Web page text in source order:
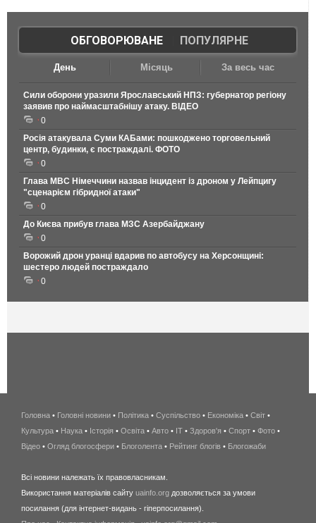
ОБГОВОРЮВАНЕ| ПОПУЛЯРНЕ
День Місяць За весь час
Сили оборони уразили Ярославський НПЗ: губернатор регіону
заявив про наймасштабнішу атаку. ВІДЕО
0
Росія атакувала Суми КАБами: пошкоджено торговельний
центр, будинки, є постраждалі. ФОТО
0
Глава МВС Німеччини назвав інцидент із дроном у Лейпцигу
"сценарієм гібридної атаки"
0
До Києва прибув глава МЗС Азербайджану
0
Ворожий дрон уранці вдарив по автобусу на Херсонщині:
шестеро людей постраждало
0
беспроводной
интернет
киев
wimax
Головна • Головні новини • Політика • Суспільство • Економіка • Світ •
Культура • Наука • Історія • Освіта • Авто • IT • Здоров'я • Спорт • Фото •
Відео • Огляд блогосфери • Блоголента • Рейтинг блогів • Блогожаби
Всі новини належать їх правовласникам.
Використання матеріалів сайту uainfo.org дозволяється за умови
посилання (для інтернет-видань - гіперпосилання).